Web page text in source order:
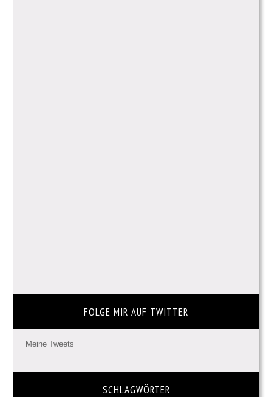
FOLGE MIR AUF TWITTER
Meine Tweets
SCHLAGWÖRTER